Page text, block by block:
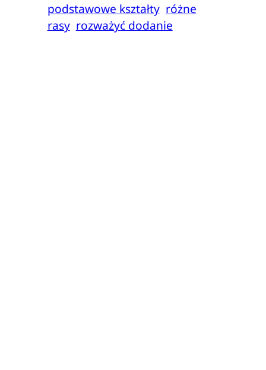
podstawowe kształty różne
rasy rozważyć dodanie